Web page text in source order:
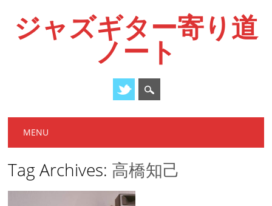
ジャズギター寄り道
ノート
Main menu
MENU
Tag Archives: 高橋知己